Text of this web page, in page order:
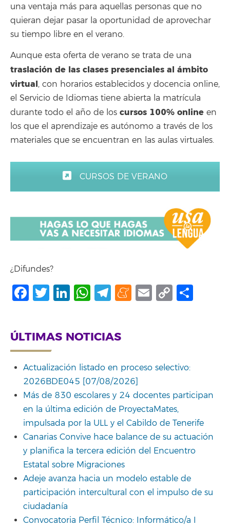
una ventaja más para aquellas personas que no
quieran dejar pasar la oportunidad de aprovechar
su tiempo libre en el verano.
Aunque esta oferta de verano se trata de una
traslación de las clases presenciales al ámbito
virtual, con horarios establecidos y docencia online,
el Servicio de Idiomas tiene abierta la matrícula
durante todo el año de los cursos 100% online en
los que el aprendizaje es autónomo a través de los
materiales que se encuentran en las aulas virtuales.
CURSOS DE VERANO
¿Difundes?
Facebook
Twitter
LinkedIn
WhatsApp
Telegram
Meneame
Email
Copy
ÚLTIMAS NOTICIAS
Actualización listado en proceso selectivo:
2026BDE045 [07/08/2026]
Más de 830 escolares y 24 docentes participan
en la última edición de ProyectaMates,
impulsada por la ULL y el Cabildo de Tenerife
Canarias Convive hace balance de su actuación
y planifica la tercera edición del Encuentro
Estatal sobre Migraciones
Adeje avanza hacia un modelo estable de
participación intercultural con el impulso de su
ciudadanía
Convocatoria Perfil Técnico: Informático/a I